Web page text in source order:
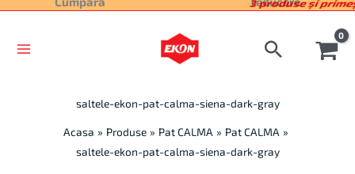
saltele-ekon-pat-calma-siena-dark-gray
Acasa Produse Pat CALMA
Pat CALMA
saltele-ekon-pat-calma-siena-dark-gray